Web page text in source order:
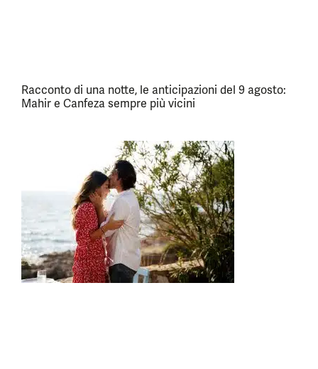
Racconto di una notte, le anticipazioni del 9 agosto:
Mahir e Canfeza sempre più vicini